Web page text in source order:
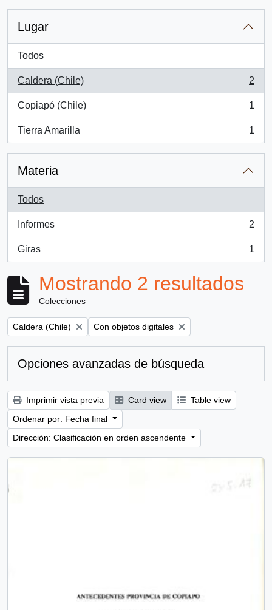
Lugar
Todos
Caldera (Chile)
, 2 resultados
2
Copiapó (Chile)
, 1 resultados
1
Tierra Amarilla
, 1 resultados
1
Materia
Todos
Informes
, 2 resultados
2
Giras
, 1 resultados
1
Mostrando 2 resultados
Colecciones
Remove filter:
Caldera (Chile) Remove filter:
Con objetos digitales
Opciones avanzadas de búsqueda
Imprimir vista previa Card view
Table view
Ordenar por: Fecha final
Dirección: Clasificación en orden ascendente